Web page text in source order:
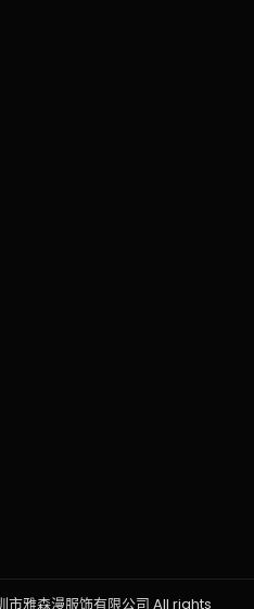
雅森漫服饰有限公司 All rights